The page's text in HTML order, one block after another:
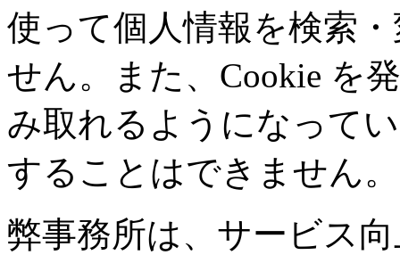
使って個人情報を検索
せん。また、Cookie を
み取れるようになって
することはできません。
弊事務所は、サービス